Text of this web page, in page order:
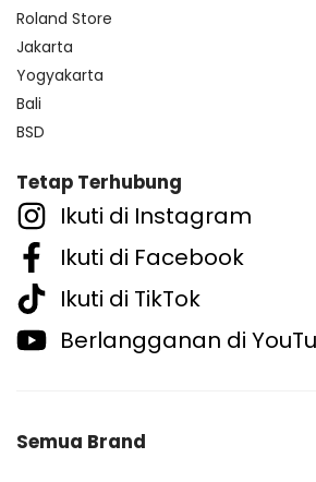
Roland Store
Jakarta
Yogyakarta
Bali
BSD
Tetap Terhubung
Ikuti di Instagram
Ikuti di Facebook
Ikuti di TikTok
Berlangganan di
Semua Brand